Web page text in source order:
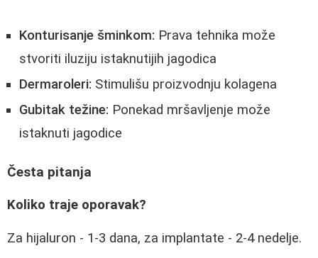
Konturisanje šminkom: Prava tehnika može
stvoriti iluziju istaknutijih jagodica
Dermaroleri: Stimulišu proizvodnju kolagena
Gubitak težine: Ponekad mršavljenje može
istaknuti jagodice
Česta pitanja
Koliko traje oporavak?
Za hijaluron - 1-3 dana, za implantate - 2-4 nedelje.